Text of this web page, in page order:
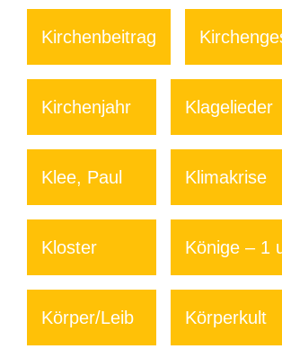
Kirchenbeitrag
Kirchenjahr Klagelieder
Klee, Paul Klimakrise
Kloster Könige – 1
Körper/Leib Körperkult